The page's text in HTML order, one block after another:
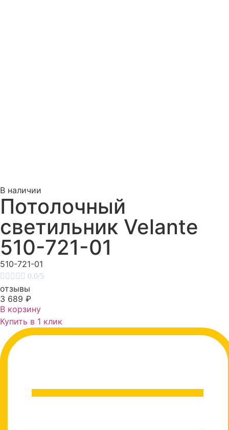
В наличии
Потолочный
светильник Velante
510-721-01
510-721-01
     0.0/5
отзывы
3 689 ₽
В корзину
Купить в 1 клик